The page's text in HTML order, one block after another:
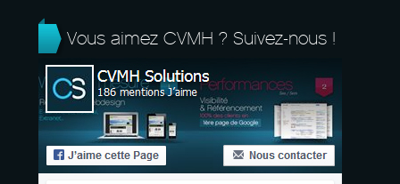
Vous aimez CVMH ? Suivez-nous !